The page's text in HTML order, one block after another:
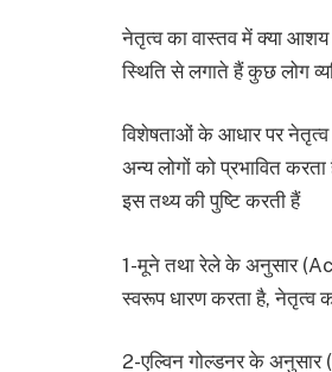
नेतृत्व का वास्तव में क्या
स्थिति से लगाते हैं कुछ लोग
विशेषताओं के आधार पर
अन्य लोगों को प्रभावित करता
इस तथ्य की पुष्टि करती हैं
1-मूने तथा रेले के अनुसार
स्वरूप धारण करता है, नेतृत्व
2-एल्विन गोल्डनर के